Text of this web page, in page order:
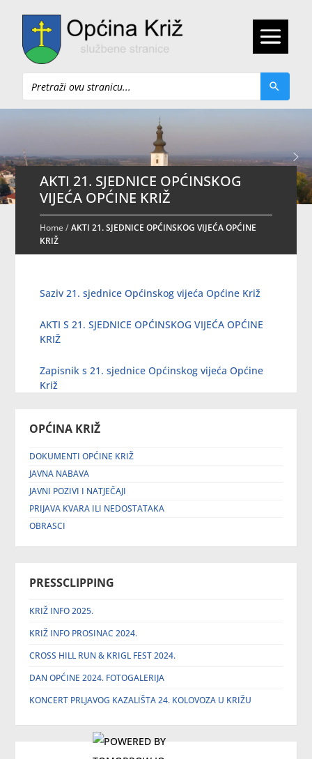
Pretraži
OPĆINA KRIŽ
DOKUMENTI OPĆINE KRIŽ
JAVNA NABAVA
JAVNI POZIVI I NATJEČAJI
PRIJAVA KVARA ILI NEDOSTATAKA
OBRASCI
PRESSCLIPPING
KRIŽ INFO 2025.
KRIŽ INFO PROSINAC 2024.
CROSS HILL RUN & KRIGL FEST 2024.
DAN OPĆINE 2024. FOTOGALERIJA
KONCERT PRLJAVOG KAZALIŠTA 24. KOLOVOZA U KRIŽU
AKTI 21. SJEDNICE OPĆINSKOG
VIJEĆA OPĆINE KRIŽ
Home/AKTI 21. SJEDNICE OPĆINSKOG VIJEĆA OPĆINE
KRIŽ
Saziv 21. sjednice Općinskog vijeća Općine Križ
AKTI S 21. SJEDNICE OPĆINSKOG VIJEĆA OPĆINE
KRIŽ
Zapisnik s 21. sjednice Općinskog vijeća Općine
Križ